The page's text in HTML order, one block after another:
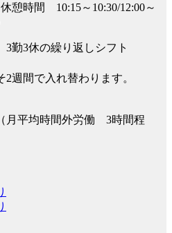
憩時間 10:15～10:30/12:00～
3休の繰り返しシフト
週間で入れ替わります。
月平均時間外労働 3時間程